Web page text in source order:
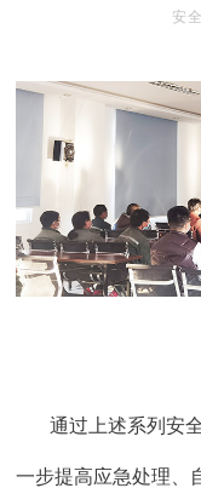
安
通过上述系列安
一步提高应急处理、